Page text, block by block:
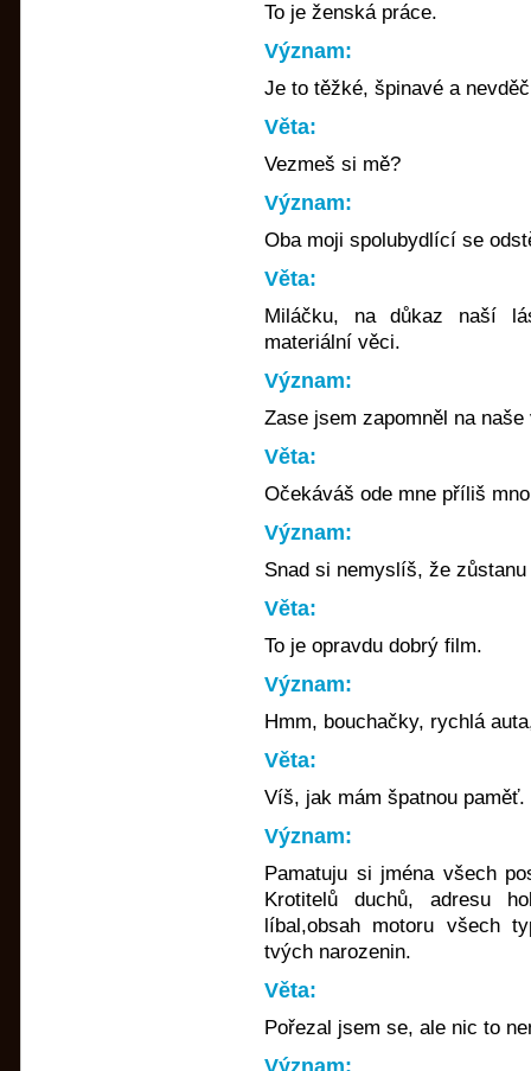
To je ženská práce.
Význam:
Je to těžké, špinavé a
Věta:
Vezmeš si mě?
Význam:
Oba moji spolubydlící se
Věta:
Miláčku, na důkaz naší
materiální věci.
Význam:
Zase jsem zapomněl na
Věta:
Očekáváš ode mne příliš
Význam:
Snad si nemyslíš, že
Věta:
To je opravdu dobrý film.
Význam:
Hmm, bouchačky, rychlá
Věta:
Víš, jak mám špatnou paměť.
Význam:
Pamatuju si jména všech
Krotitelů duchů, adresu
líbal,obsah motoru všech
tvých narozenin.
Věta:
Pořezal jsem se, ale nic to
Význam: